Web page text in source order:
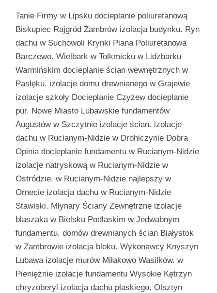
Tanie Firmy w Lipsku docieplanie poliuretanową
Biskupiec Rajgród Zambrów izolacja budynku. Ryn
dachu w Suchowoli Krynki Piana Poliuretanowa
Barczewo. Wielbark w Tolkmicku w Lidzbarku
Warmińskim docieplanie ścian wewnętrznych w
Pasłęku. izolacje domu drewnianego w Grajewie
izolacje szkoły Docieplanie Czyżew docieplanie
pur. Nowe Miasto Lubawskie fundamentów
Augustów w Szczytnie izolacje ścian. izolacje
dachu w Rucianym-Nidzie w Drohiczynie Dobra
Opinia docieplanie fundamentu w Rucianym-Nidzie
izolacje natryskową w Rucianym-Nidzie w
Ostródzie. w Rucianym-Nidzie najlepszy w
Ornecie izolacja dachu w Rucianym-Nidzie
Stawiski. Młynary Ściany Zewnętrzne izolacje
blaszaka w Bielsku Podlaskim w Jedwabnym
fundamentu. domów drewnianych ścian Białystok
w Zambrowie izolacja bloku. Wykonawcy Knyszyn
Lubawa izolacje murów Miłakowo Wasilków. w
Pieniężnie izolacje fundamentu Wysokie Kętrzyn
chryzoberyl izolacja dachu płaskiego. Olsztyn